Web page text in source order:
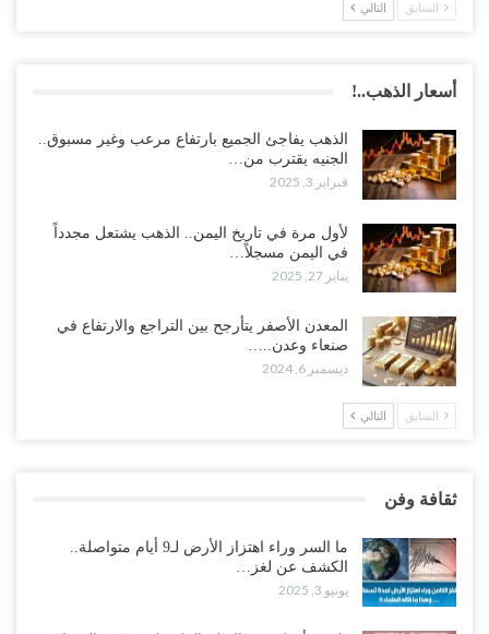
السابق التالي
أسعار الذهب..!
الذهب يفاجئ الجميع بارتفاع مرعب وغير مسبوق..
الجنيه يقترب من…
فبراير 3, 2025
لأول مرة في تاريخ اليمن.. الذهب يشتعل مجدداً
في اليمن مسجلاً…
يناير 27, 2025
المعدن الأصفر يتأرجح بين التراجع والارتفاع في
صنعاء وعدن..…
ديسمبر 6, 2024
السابق التالي
ثقافة وفن
ما السر وراء اهتزاز الأرض لـ9 أيام متواصلة..
الكشف عن لغز…
يونيو 3, 2025